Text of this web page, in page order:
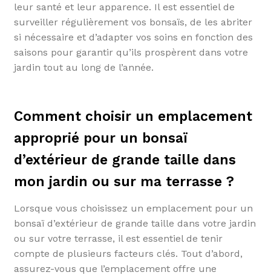
leur santé et leur apparence. Il est essentiel de
surveiller régulièrement vos bonsaïs, de les abriter
si nécessaire et d’adapter vos soins en fonction des
saisons pour garantir qu’ils prospèrent dans votre
jardin tout au long de l’année.
Comment choisir un emplacement
approprié pour un bonsaï
d’extérieur de grande taille dans
mon jardin ou sur ma terrasse ?
Lorsque vous choisissez un emplacement pour un
bonsaï d’extérieur de grande taille dans votre jardin
ou sur votre terrasse, il est essentiel de tenir
compte de plusieurs facteurs clés. Tout d’abord,
assurez-vous que l’emplacement offre une